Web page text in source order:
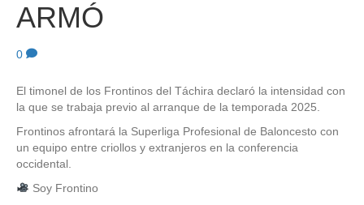
ARMÓ
0
El timonel de los Frontinos del Táchira declaró la intensidad con
la que se trabaja previo al arranque de la temporada 2025.
Frontinos afrontará la Superliga Profesional de Baloncesto con
un equipo entre criollos y extranjeros en la conferencia
occidental.
Soy Frontino